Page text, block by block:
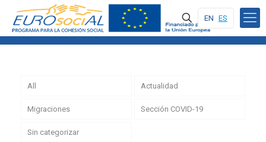
EN ES
All Actualidad
Migraciones Sección COVID-19
Sin categorizar